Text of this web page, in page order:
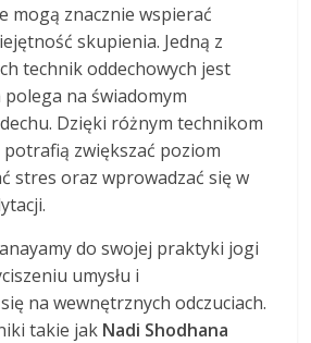
mogą znacznie wspierać
skupienia. Jedną z
technik oddechowych jest
na świadomym
Dzięki różnym technikom
zwiększać poziom
stres oraz wprowadzać się w
do swojej praktyki jogi
umysłu i
na wewnętrznych odczuciach.
takie jak Nadi Shodhana